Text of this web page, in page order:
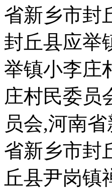
省新乡市封
封丘县应举
举镇小李庄
庄村民委员
员会,河南
省新乡市封
丘县尹岗镇